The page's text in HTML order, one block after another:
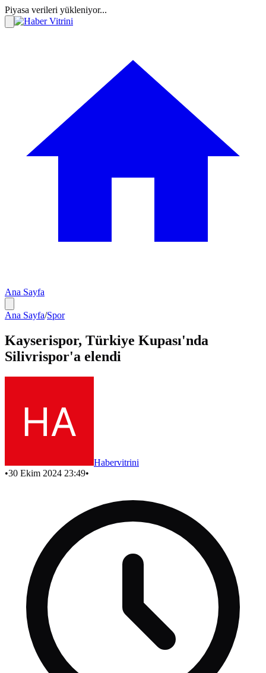
Piyasa verileri yükleniyor...
Ana Sayfa
Ana Sayfa/Spor
Kayserispor, Türkiye Kupası'nda
Silivrispor'a elendi
Habervitrini
•30 Ekim 2024 23:49•